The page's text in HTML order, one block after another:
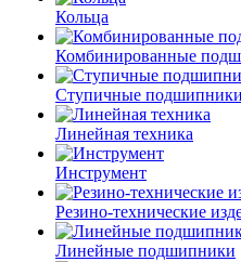
Кольца
Комбинированные
Ступичные подшипники
Линейная техника
Инструмент
Резино-технические
Линейные подшипники